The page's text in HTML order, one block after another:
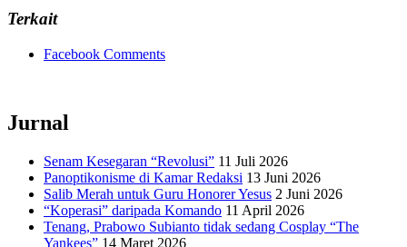
Terkait
Facebook Comments
Jurnal
Senam Kesegaran “Revolusi” 11 Juli 2026
Panoptikonisme di Kamar Redaksi 13 Juni 2026
Salib Merah untuk Guru Honorer Yesus 2 Juni 2026
“Koperasi” daripada Komando 11 April 2026
Tenang, Prabowo Subianto tidak sedang Cosplay “The
Yankees” 14 Maret 2026